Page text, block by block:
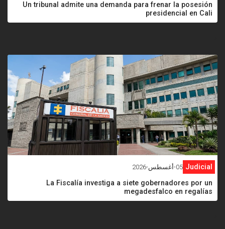
Un tribunal admite una demanda para frenar la posesión
presidencial en Cali
Judicial 05-أغسطس-2026
La Fiscalía investiga a siete gobernadores por un
megadesfalco en regalías